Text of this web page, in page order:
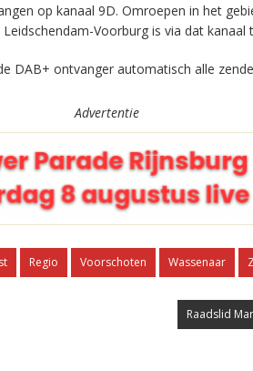
op kanaal 9D. Omroepen in het
Voorburg is via dat kanaal
DAB+ ontvanger automatisch alle
Advertentie
Regio Voorschoten Wassenaar
Raadslid